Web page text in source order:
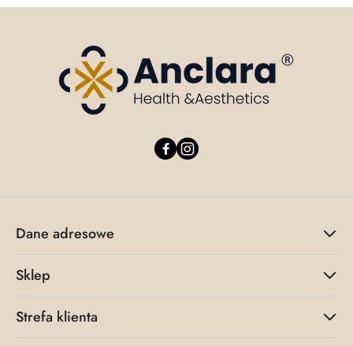
Dane adresowe
Sklep
Strefa klienta